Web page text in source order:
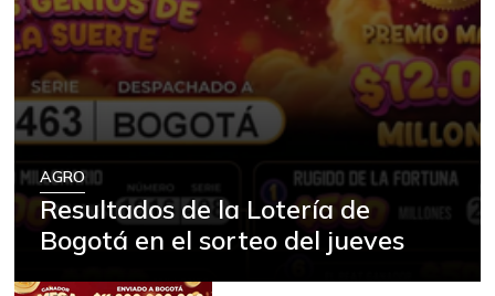
AGRO
Resultados de la Lotería de
Bogotá en el sorteo del jueves